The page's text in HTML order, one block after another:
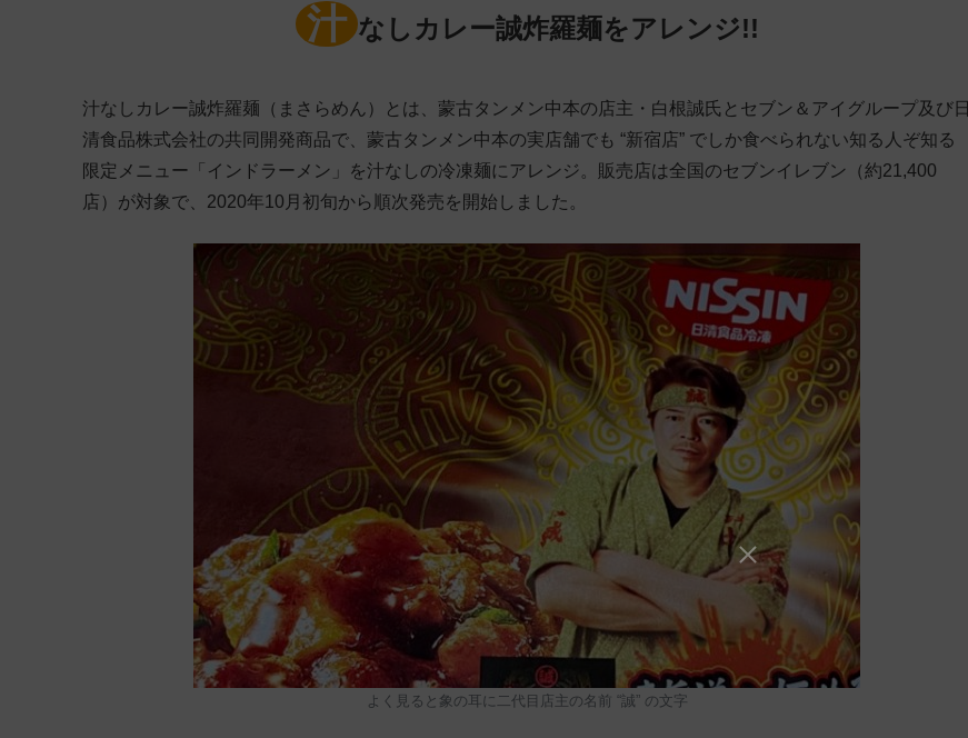
汁 なしカレー誠炸羅麺をアレンジ!!
汁なしカレー誠炸羅麺（まさらめん）とは、蒙古タンメン中本の店主・白根誠氏とセブン＆アイグループ及び日
清食品株式会社の共同開発商品で、蒙古タンメン中本の実店舗でも “新宿店” でしか食べられない知る人ぞ知る
限定メニュー「インドラーメン」を汁なしの冷凍麺にアレンジ。販売店は全国のセブンイレブン（約21,400
店）が対象で、2020年10月初旬から順次発売を開始しました。
よく見ると象の耳に二代目店主の名前 “誠” の文字